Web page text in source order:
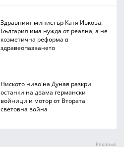
Здравният министър Катя Ивкова:
България има нужда от реална, а не
козметична реформа в
здравеопазването
Ниското ниво на Дунав разкри
останки на двама германски
войници и мотор от Втората
световна война